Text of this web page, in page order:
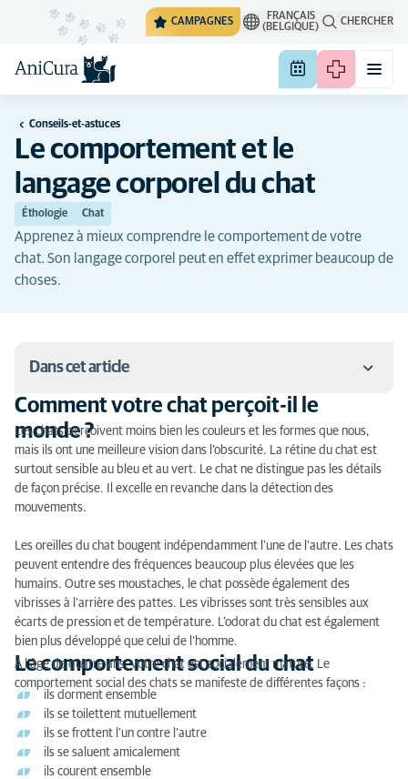
CAMPAGNES
FRANÇAIS
(BELGIQUE)
CHERCHER
Conseils-et-astuces
Le comportement et le
langage corporel du chat
Éthologie Chat
Apprenez à mieux comprendre le comportement de votre
chat. Son langage corporel peut en effet exprimer beaucoup de
choses.
Dans cet article
Comment votre chat perçoit-il le monde ?
Le comportement social du chat
L’instinct de chasse du chat
Plusieurs chats à la maison
Le comportement sexuel du chat
Comment votre chat communique-t-il ?
Reconnaître un chat anxieux grâce à son langage
corporel
Reconnaître un chat agressif grâce à son langage
corporel
Comment votre chat perçoit-il le
monde ?
Les chats perçoivent moins bien les couleurs et les formes que nous,
mais ils ont une meilleure vision dans l’obscurité. La rétine du chat est
surtout sensible au bleu et au vert. Le chat ne distingue pas les détails
de façon précise. Il excelle en revanche dans la détection des
mouvements.
Les oreilles du chat bougent indépendamment l’une de l’autre. Les chats
peuvent entendre des fréquences beaucoup plus élevées que les
humains. Outre ses moustaches, le chat possède également des
vibrisses à l’arrière des pattes. Les vibrisses sont très sensibles aux
écarts de pression et de température. L’odorat du chat est également
bien plus développé que celui de l’homme.
Le comportement social du chat
À l’âge de quatre ans, votre chat est socialement mature. Le
comportement social des chats se manifeste de différentes façons :
ils dorment ensemble
ils se toilettent mutuellement
ils se frottent l’un contre l’autre
ils se saluent amicalement
ils courent ensemble